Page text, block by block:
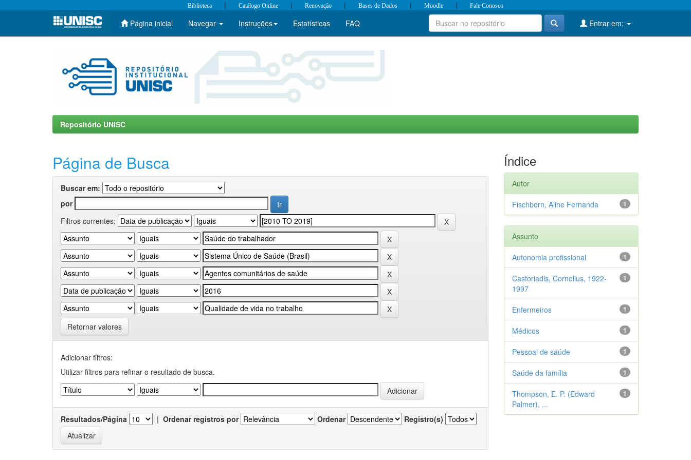
Skip
Biblioteca | Catálogo Online | Renovação | Bases de Dados | Moodle | Fale Conosco
Página inicial Navegar Instruções Estatísticas FAQ Entrar em:
Repositório UNISC
Página de Busca
Buscar em:
por
Filtros correntes:
Retornar valores
Adicionar filtros:
Utilizar filtros para refinar o resultado de busca.
Resultados/Página | Ordenar registros por Ordenar Registro(s)
Índice
Autor
1
Fischborn, Aline Fernanda
Assunto
1
Autonomia profissional
1
Castoriadis, Cornelius, 1922-
1997
1
Enfermeiros
1
Médicos
1
Pessoal de saúde
1
Saúde da família
1
Thompson, E. P. (Edward
Palmer), ...